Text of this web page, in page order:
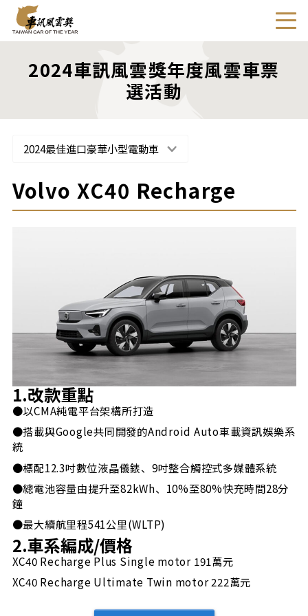
2024車訊風雲獎年度風雲車票
選活動
2024最佳進口豪華小型電動車
Volvo XC40 Recharge
1.改款重點
●以CMA純電平台架構所打造
●搭載與Google共同開發的Android Auto車載資訊娛樂系
統
●標配12.3吋數位液晶儀錶、9吋整合觸控式多媒體系統
●總電池容量由提升至82kWh、10%至80%快充時間28分
鐘
●最大續航里程541公里(WLTP)
2.車系編成/價格
XC40 Recharge Plus Single motor 191萬元
XC40 Recharge Ultimate Twin motor 222萬元